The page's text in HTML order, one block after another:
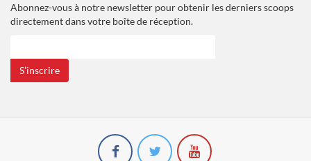
Abonnez-vous à notre newsletter pour obtenir les derniers scoops
directement dans votre boîte de réception.
S’inscrire